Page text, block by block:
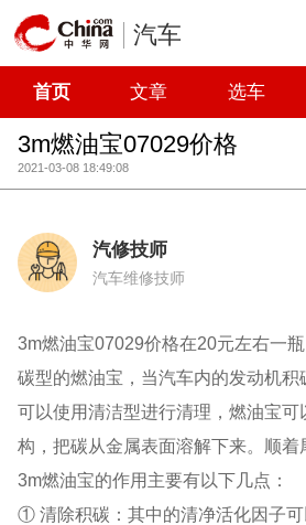
汽车
首页 文章 选车
3m燃油宝07029价格
2021-03-08 18:49:08
汽修技师
汽车维修技师
3m燃油宝07029价格在20元左右一
碳型的燃油宝，当汽车内的发动机积
可以使用清洁型进行清理，燃油宝
构，把碳从金属表面溶解下来。顺着
3m燃油宝的作用主要有以下几点：
① 清除积碳：其中的清净活化因子